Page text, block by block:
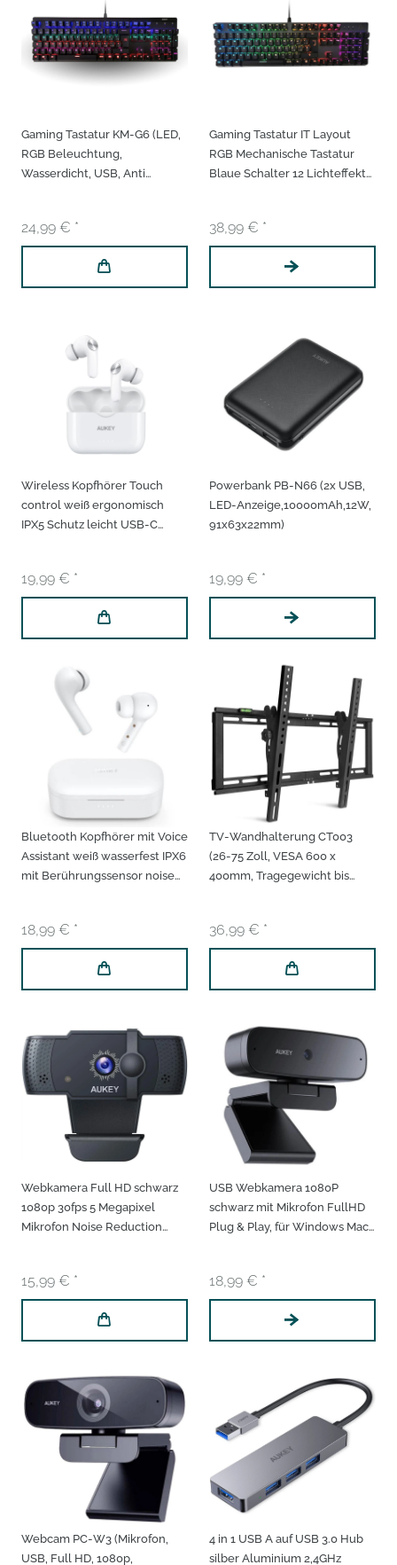
Gaming Tastatur KM-G6 (LED,
RGB Beleuchtung,
Wasserdicht, USB, Anti
24,99 € *
Gaming Tastatur IT Layout
RGB Mechanische Tastatur
Blaue Schalter 12 Lichteffekte
38,99 € *
Wireless Kopfhörer Touch
control weiß ergonomisch
IPX5 Schutz leicht USB-C
In Ear Kopfhörer
19,99 € *
Powerbank PB-N66 (2x USB,
LED-Anzeige,10000mAh,12W,
91x63x22mm)
19,99 € *
Bluetooth Kopfhörer mit Voice
Assistant weiß wasserfest IPX6
mit Berührungssensor noise
18,99 € *
TV-Wandhalterung CT003
(26-75 Zoll, VESA 600 x
400mm, Tragegewicht bis
36,99 € *
Webkamera Full HD schwarz
1080p 30fps 5 Megapixel
Mikrofon Noise Reduction
15,99 € *
USB Webkamera 1080P
schwarz mit Mikrofon FullHD
Plug & Play, für Windows Mac
18,99 € *
Webcam PC-W3 (Mikrofon,
USB, Full HD, 1080p,
4 in 1 USB A auf USB 3.0 Hub
silber Aluminium 2,4GHz